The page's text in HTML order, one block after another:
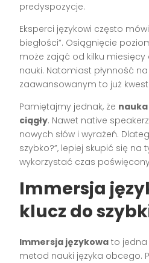
predyspozycje.
Eksperci językowi często
biegłości”. Osiągnięcie
może zająć od kilku miesięcy
nauki. Natomiast płynność
zaawansowanym to już
Pamiętajmy jednak, że
ciągły. Nawet native
nowych słów i wyrażeń.
szybko?”, lepiej skupić się na
wykorzystać czas
Immersja
klucz do
Immersja językowa to jedna
metod nauki języka obcego.